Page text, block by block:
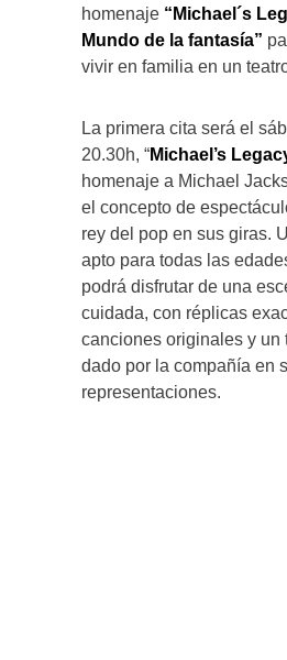
homenaje “Michael´s
Mundo de la fantasía”
vivir en familia en un
La primera cita será el
20.30h, “Michael’s
homenaje a Michael
el concepto de
rey del pop en sus giras.
apto para todas las
podrá disfrutar de una
cuidada, con réplicas
canciones originales y un
dado por la compañía en
representaciones.